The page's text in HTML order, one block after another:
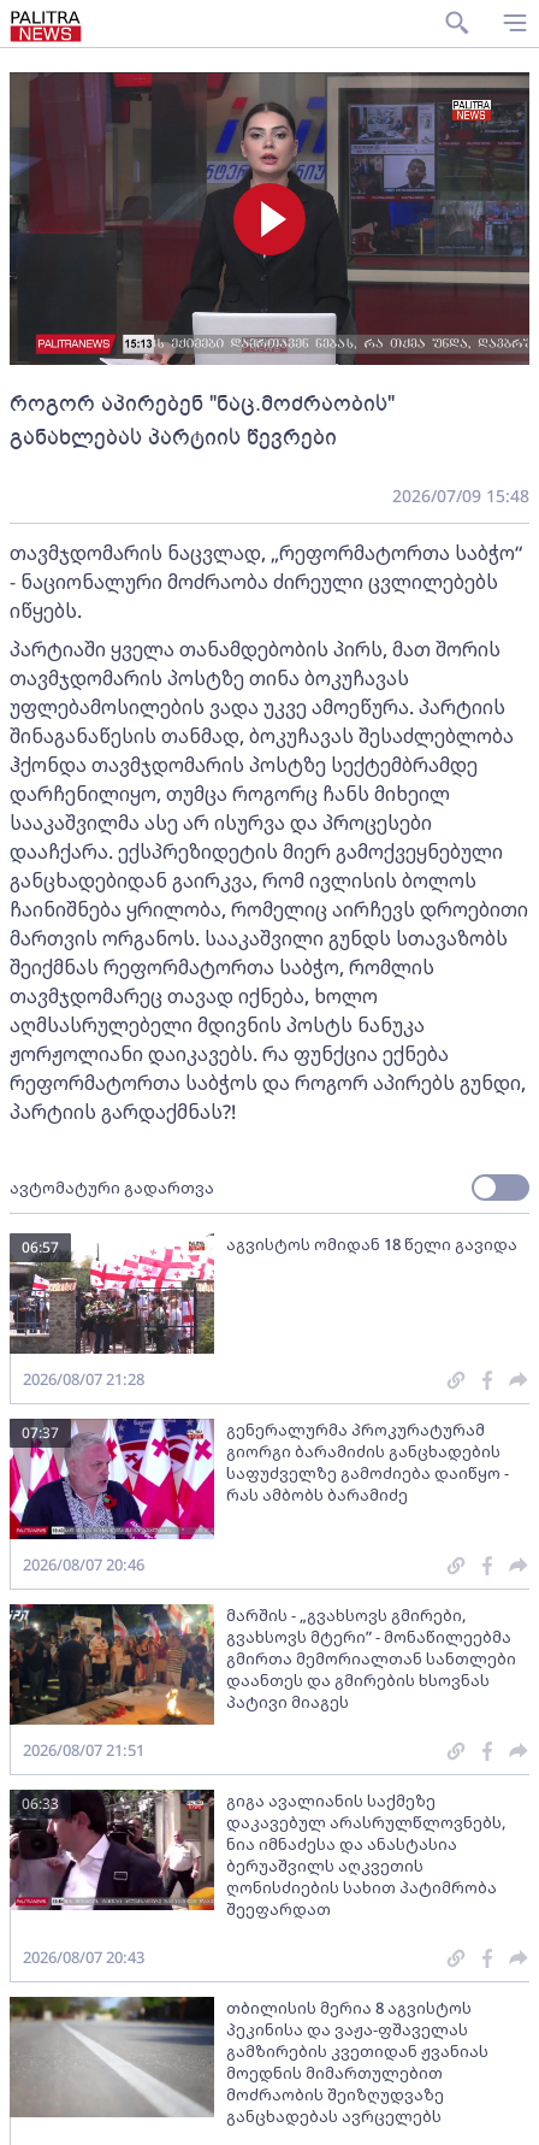
როგორ აპირებენ "ნაც.მოძრაობის"
განახლებას პარტიის წევრები
2026/07/09 15:48
თავმჯდომარის ნაცვლად, „რეფორმატორთა საბჭო“
- ნაციონალური მოძრაობა ძირეული ცვლილებებს
იწყებს.
პარტიაში ყველა თანამდებობის პირს, მათ შორის
თავმჯდომარის პოსტზე თინა ბოკუჩავას
უფლებამოსილების ვადა უკვე ამოეწურა. პარტიის
შინაგანაწესის თანმად, ბოკუჩავას შესაძლებლობა
ჰქონდა თავმჯდომარის პოსტზე სექტემბრამდე
დარჩენილიყო, თუმცა როგორც ჩანს მიხეილ
სააკაშვილმა ასე არ ისურვა და პროცესები
დააჩქარა. ექსპრეზიდეტის მიერ გამოქვეყნებული
განცხადებიდან გაირკვა, რომ ივლისის ბოლოს
ჩაინიშნება ყრილობა, რომელიც აირჩევს დროებითი
მართვის ორგანოს. სააკაშვილი გუნდს სთავაზობს
შეიქმნას რეფორმატორთა საბჭო, რომლის
თავმჯდომარეც თავად იქნება, ხოლო
აღმსასრულებელი მდივნის პოსტს ნანუკა
ჟორჟოლიანი დაიკავებს. რა ფუნქცია ექნება
რეფორმატორთა საბჭოს და როგორ აპირებს გუნდი,
პარტიის გარდაქმნას?!
ავტომატური გადართვა
აგვისტოს ომიდან 18 წელი გავიდა
06:57
2026/08/07 21:28
გენერალურმა პროკურატურამ
გიორგი ბარამიძის განცხადების
საფუძველზე გამოძიება დაიწყო -
რას ამბობს ბარამიძე
07:37
2026/08/07 20:46
მარშის - „გვახსოვს გმირები,
გვახსოვს მტერი” - მონაწილეებმა
გმირთა მემორიალთან სანთლები
დაანთეს და გმირების ხსოვნას
პატივი მიაგეს
2026/08/07 21:51
გიგა ავალიანის საქმეზე
დაკავებულ არასრულწლოვნებს,
ნია იმნაძესა და ანასტასია
ბერუაშვილს აღკვეთის
ღონისძიების სახით პატიმრობა
შეეფარდათ
06:33
2026/08/07 20:43
თბილისის მერია 8 აგვისტოს
პეკინისა და ვაჟა-ფშაველას
გამზირების კვეთიდან ჟვანიას
მოედნის მიმართულებით
მოძრაობის შეიზღუდვაზე
განცხადებას ავრცელებს